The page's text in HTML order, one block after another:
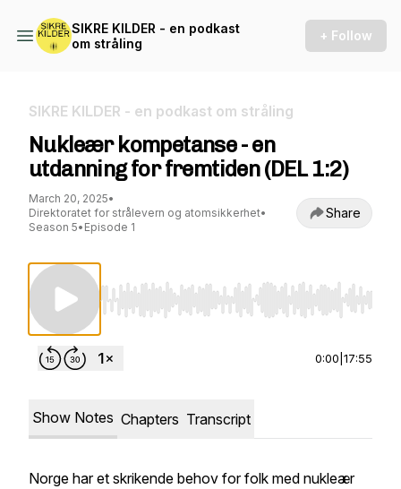
SIKRE KILDER - en podkast
om stråling
+ Follow
SIKRE KILDER - en podkast om stråling
Nukleær kompetanse - en
utdanning for fremtiden (DEL 1:2)
March 20, 2025•
Direktoratet for strålevern og atomsikkerhet•
Season 5• Episode 1
Share
Use Left/Right to seek, Home/End to jump
0:00 17:55
Show Notes Chapters Transcript
Norge har et skrikende behov for folk med nukleær